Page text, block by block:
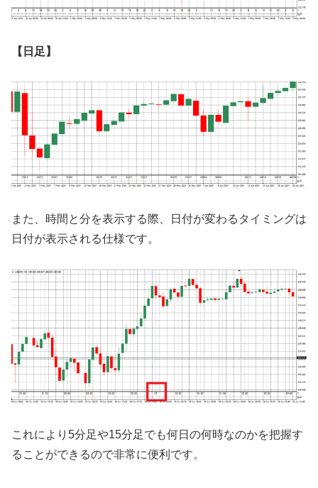
【日足】
また、時間と分を表示する際、日付が変わるタイミングは
日付が表示される仕様です。
これにより 5分足や15分足でも何日の何時なのかを把握す
ることができるので非常に便利です。